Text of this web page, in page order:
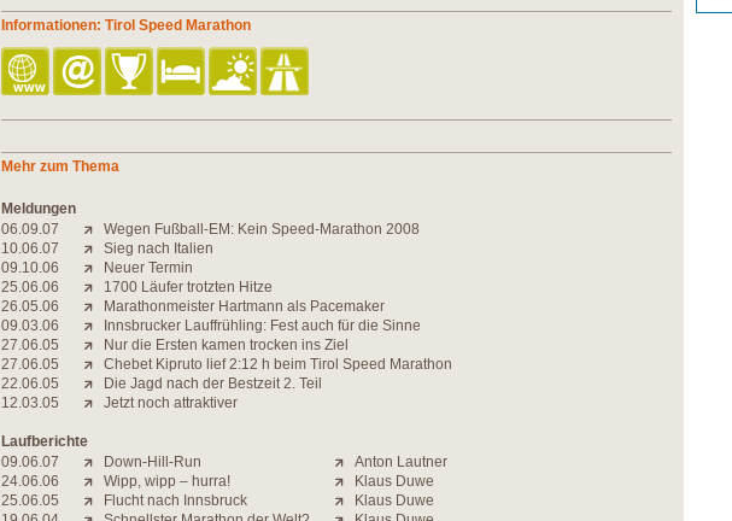
Informationen: Tirol Speed Marathon
Mehr zum Thema
Meldungen
06.09.07
Wegen Fußball-EM: Kein Speed-Marathon 2008
10.06.07
Sieg nach Italien
09.10.06
Neuer Termin
25.06.06
1700 Läufer trotzten Hitze
26.05.06
Marathonmeister Hartmann als Pacemaker
09.03.06
Innsbrucker Lauffrühling: Fest auch für die Sinne
27.06.05
Nur die Ersten kamen trocken ins Ziel
27.06.05
Chebet Kipruto lief 2:12 h beim Tirol Speed Marathon
22.06.05
Die Jagd nach der Bestzeit 2. Teil
12.03.05
Jetzt noch attraktiver
Laufberichte
09.06.07
Down-Hill-Run
Anton Lautner
24.06.06
Wipp, wipp – hurra!
Klaus Duwe
25.06.05
Flucht nach Innsbruck
Klaus Duwe